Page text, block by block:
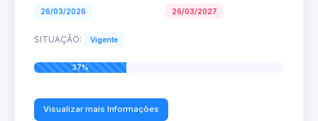
26/03/2026 26/03/2027
SITUAÇÃO: Vigente
37%
Visualizar mais Informações